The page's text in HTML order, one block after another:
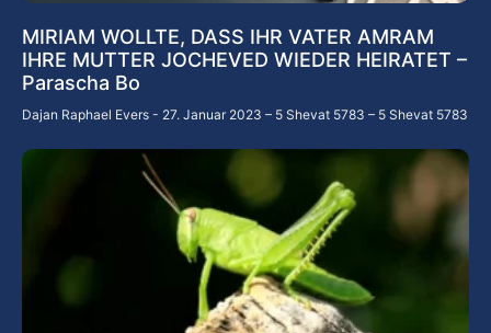
MIRIAM WOLLTE, DASS IHR VATER AMRAM
IHRE MUTTER JOCHEVED WIEDER HEIRATET –
Parascha Bo
Dajan Raphael Evers 27. Januar 2023 – 5 Shevat 5783 – 5 Shevat 5783